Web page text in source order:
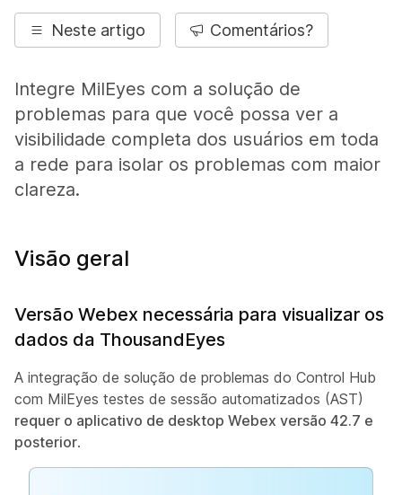
Neste artigo Comentários?
Integre MilEyes com a solução de
problemas para que você possa ver a
visibilidade completa dos usuários em toda
a rede para isolar os problemas com maior
clareza.
Visão geral
Versão Webex necessária para visualizar os
dados da ThousandEyes
A integração de solução de problemas do Control Hub
com MilEyes testes de sessão automatizados (AST)
requer o aplicativo de desktop Webex versão 42.7 e
posterior.